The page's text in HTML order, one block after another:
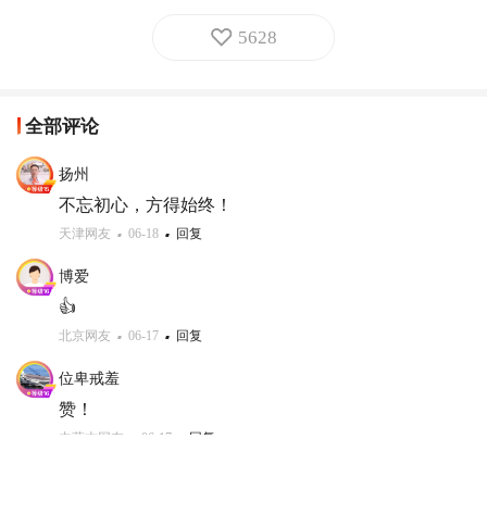
5628
全部评论
扬州
不忘初心，方得始终！
天津网友 06-18 回复
博爱
👍
北京网友 06-17 回复
位卑戒羞
赞！
内蒙古网友 06-17 回复